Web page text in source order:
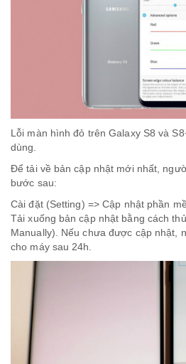
Lỗi màn hình đỏ trên Galaxy S8 và
dùng.
Để tải về bản cập nhật mới nhất,
bước sau:
Cài đặt (Setting) => Cập nhật phần
Tải xuống bản cập nhật bằng cách
Manually). Nếu chưa được cập nhật,
cho máy sau 24h.